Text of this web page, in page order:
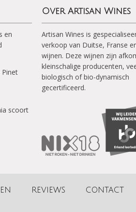
en
Pinet
scoort
Over Artisan Wines
Artisan Wines is
verkoop van Duitse, Franse
wijnen. Deze wijnen zijn
kleinschalige producenten,
biologisch of bio-dynamisch
gecertificeerd.
REVIEWS CONTACT